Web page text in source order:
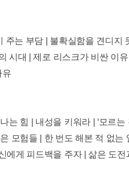
주는 부담 | 불확실함을 견디지
시대 | 제로 리스크가 비싼 이
유
힘 | 내성을 키워라 | ‘모르는
모험들 | 한 번도 해본 적 없는
게 피드백을 주자 | 삶은 도